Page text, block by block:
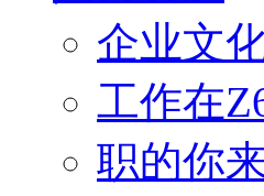
企业文
工作在
职的你